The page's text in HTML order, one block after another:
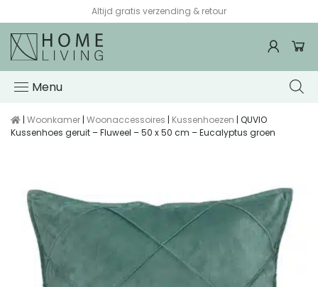
Altijd gratis verzending & retour
Menu
| Woonkamer | Woonaccessoires | Kussenhoezen | QUVIO
Kussenhoes geruit – Fluweel – 50 x 50 cm – Eucalyptus groen